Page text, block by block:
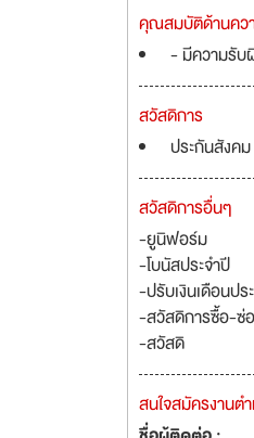
คุณสมบัติด้านคว
- มีความรับ
สวัสดิการ
ประกันสังคม
สวัสดิการอื่นๆ
-ยูนิฟอร์ม
-โบนัสประจำปี
-ปรับเงินเดือนปร
-สวัสดิการซื้อ-ซ่
-สวัสดิ
สนใจสมัครงาน